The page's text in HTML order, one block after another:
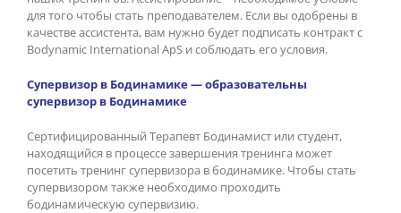
для того чтобы стать преподавателем. Если вы одобрены в
качестве ассистента, вам нужно будет подписать контракт с
Bodynamic International ApS и соблюдать его условия.
Супервизор в Бодинамике — образовательны
супервизор в Бодинамике
Сертифицированный Терапевт Бодинамист или студент,
находящийся в процессе завершения тренинга может
посетить тренинг супервизора в бодинамике. Чтобы стать
супервизором также необходимо проходить
бодинамическую супервизию.